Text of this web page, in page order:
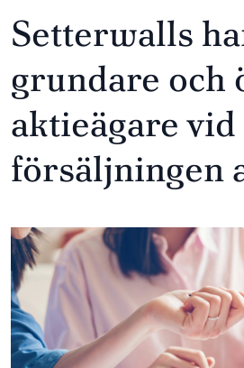
Setterwalls
grundare och
aktieägare vid
försäljningen